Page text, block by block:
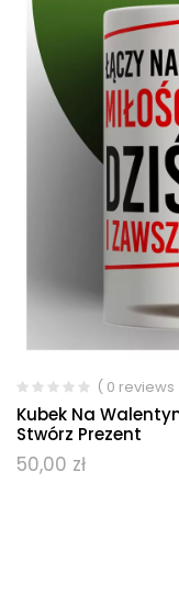
( 0 reviews
Kubek Na
Stwórz Prezent
50,00 zł